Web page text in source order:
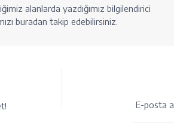
alanlarda yazdığımız bilgilendirici
buradan takip edebilirsiniz.
E-posta